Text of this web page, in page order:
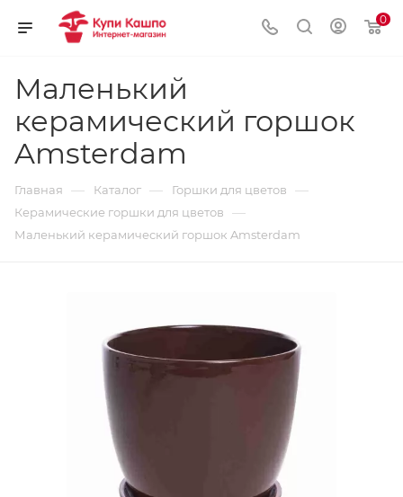
0
Маленький
керамический горшок
Amsterdam
Главная — Каталог — Горшки для цветов —
Керамические горшки для цветов —
Маленький керамический горшок Amsterdam